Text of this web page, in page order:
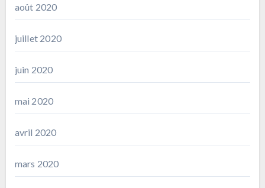
août 2020
juillet 2020
juin 2020
mai 2020
avril 2020
mars 2020